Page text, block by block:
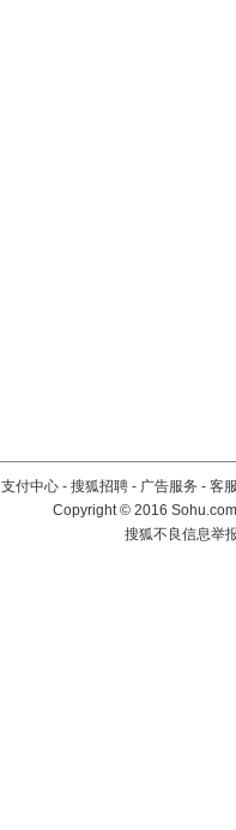
支付中心 - 搜狐招聘 - 广告服务 - 客
Copyright©2016
搜狐不良信息举